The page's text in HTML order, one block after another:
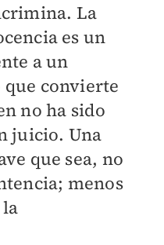
La
es un
a un
convierte
no ha sido
juicio. Una
que sea, no
menos